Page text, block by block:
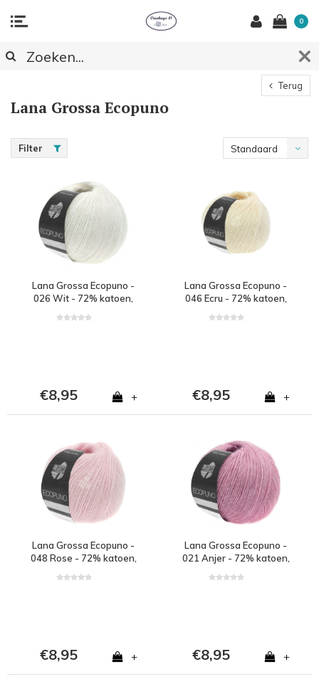
0
Terug
Lana Grossa Ecopuno
Filter Standaard
Lana Grossa Ecopuno -
026 Wit - 72% katoen,
alpaca - Wit
€8,95 +
Lana Grossa Ecopuno -
046 Ecru - 72% katoen,
alpaca - Wit
€8,95 +
Lana Grossa Ecopuno -
048 Rose - 72% katoen,
alpaca - Roze
€8,95 +
Lana Grossa Ecopuno -
021 Anjer - 72% katoen,
alpaca - Roze
€8,95 +